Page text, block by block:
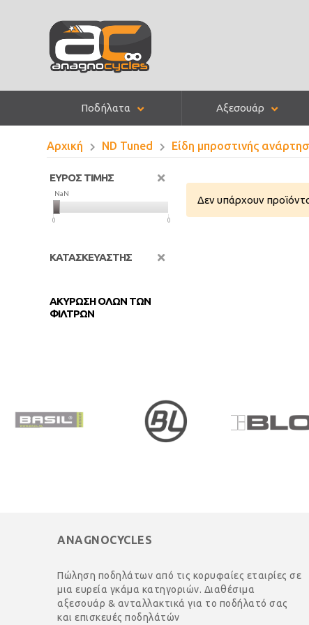
Ποδήλατα Αξεσουάρ
Αρχική ND Tuned Είδη μπροστινής
ΕΥΡΟΣ ΤΙΜΗΣ
NaN
NaN
0 0
ΚΑΤΑΣΚΕΥΑΣΤΗΣ
ΑΚΥΡΩΣΗ ΟΛΩΝ ΤΩΝ
ΦΙΛΤΡΩΝ
Δεν υπάρχουν
ANAGNOCYCLES
Πώληση ποδηλάτων από τις κορυφαίες εταιρίες σε
μια ευρεία γκάμα κατηγοριών. Διαθέσιμα
αξεσουάρ & ανταλλακτικά για το ποδήλατό σας
και επισκευές ποδηλάτών